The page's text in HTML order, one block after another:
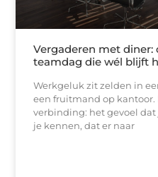
Vergaderen met diner:
teamdag die wél blijft
Werkgeluk zit zelden in
een fruitmand op kantoor.
verbinding: het gevoel dat
je kennen, dat er naar